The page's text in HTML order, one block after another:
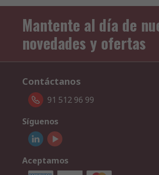
Mantente al día de
novedades y ofertas
Contáctanos
91 512 96 99
Síguenos
Aceptamos